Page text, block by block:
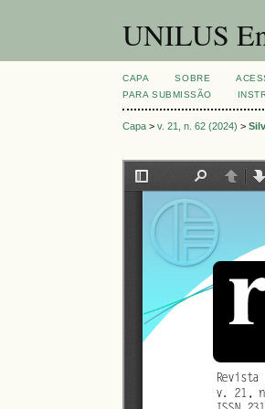
UNILUS
CAPA SOBRE
PARA SUBMISSÃO
Capa >v. 21, n. 62 (2024) >